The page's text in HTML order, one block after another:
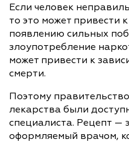
Если человек
то это может привести
появлению сильных
злоупотребление
может привести к
смерти.
Поэтому
лекарства были
специалиста. Рецепт —
оформляемый врачом,